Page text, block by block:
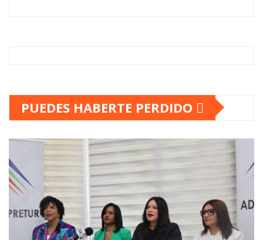
PUEDES HABERTE PERDIDO